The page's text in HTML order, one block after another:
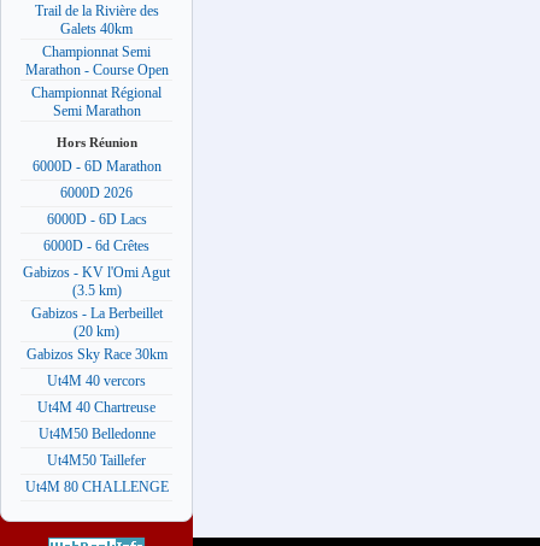
Trail de la Rivière des
Galets 40km
Championnat Semi
Marathon - Course Open
Championnat Régional
Semi Marathon
Hors Réunion
6000D - 6D Marathon
6000D 2026
6000D - 6D Lacs
6000D - 6d Crêtes
Gabizos - KV l'Omi Agut
(3.5 km)
Gabizos - La Berbeillet
(20 km)
Gabizos Sky Race 30km
Ut4M 40 vercors
Ut4M 40 Chartreuse
Ut4M50 Belledonne
Ut4M50 Taillefer
Ut4M 80 CHALLENGE